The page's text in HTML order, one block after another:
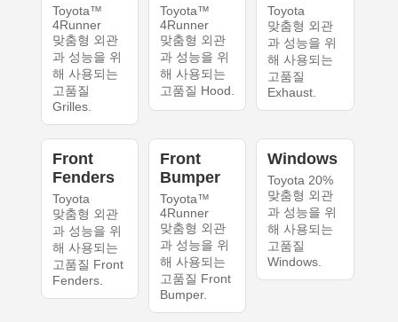
Toyota™
4Runner
맞춤형 외관
과 성능을 위
해 사용되는
고품질
Grilles.
Toyota™
4Runner
맞춤형 외관
과 성능을 위
해 사용되는
고품질 Hood.
Toyota
맞춤형 외관
과 성능을 위
해 사용되는
고품질
Exhaust.
Front
Fenders
Toyota
맞춤형 외관
과 성능을 위
해 사용되는
고품질 Front
Fenders.
Front
Bumper
Toyota™
4Runner
맞춤형 외관
과 성능을 위
해 사용되는
고품질 Front
Bumper.
Windows
Toyota 20%
맞춤형 외관
과 성능을 위
해 사용되는
고품질
Windows.